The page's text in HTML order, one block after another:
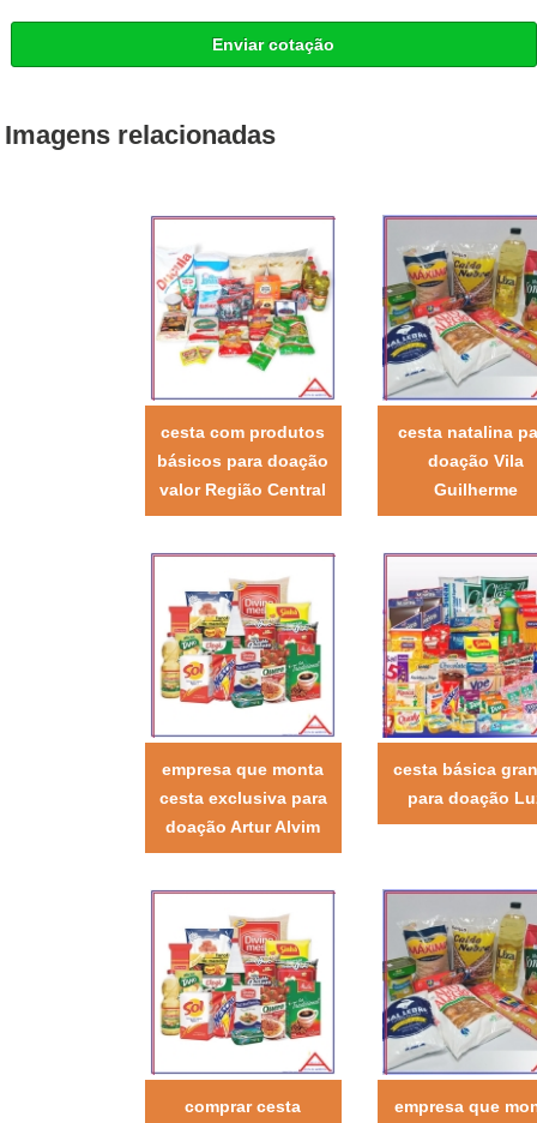
Enviar cotação
Imagens relacionadas
cesta com produtos
básicos para doação
valor Região Central
cesta natalina
doação Vila
Guilherme
empresa que monta
cesta exclusiva para
doação Artur Alvim
cesta básica
para doação
comprar cesta
empresa que